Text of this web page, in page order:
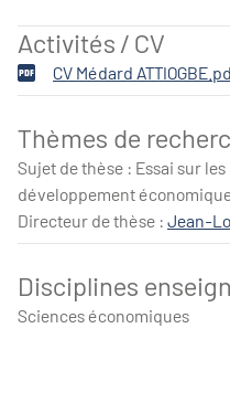
Activités / CV
CV Médard
Thèmes de
Sujet de thèse : Essai sur
développement
Directeur de thèse : Jean-
Disciplines
Sciences économiques